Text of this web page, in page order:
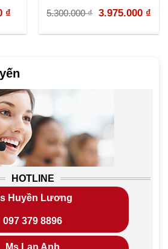
HOTLINE
Huyền Lương
097 379 8896
₫Current5.300.000₫ Original
3.975.000 ₫